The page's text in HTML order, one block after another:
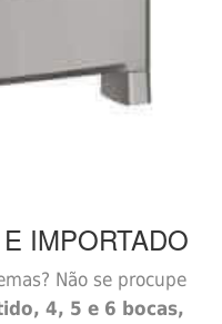
IMPORTADO
Não se procupe
4, 5 e 6 bocas,